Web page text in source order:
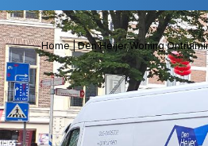
Home|Den Heijer Woning